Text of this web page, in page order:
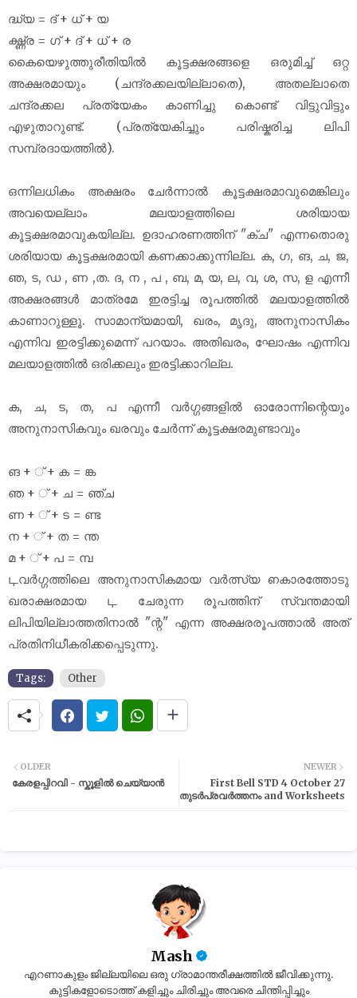
ദ്ധ്യ = ദ് + ധ് + യ
ഗ്ദ്ധ്ര = ഗ് + ദ് + ധ് + ര
കൈയെഴുത്തുരീതിയിൽ കൂട്ടക്ഷരങ്ങളെ ഒരുമിച്ച് ഒറ്റ
അക്ഷരമായും (ചന്ദ്രക്കലയില്ലാതെ), അതല്ലാതെ
ചന്ദ്രക്കല പ്രത്യേകം കാണിച്ചു കൊണ്ട് വിട്ടുവിട്ടും
എഴുതാറുണ്ട്. (പ്രത്യേകിച്ചും പരിഷ്കരിച്ച ലിപി
സമ്പ്രദായത്തിൽ).
ഒന്നിലധികം അക്ഷരം ചേർന്നാൽ കൂട്ടക്ഷരമാവുമെങ്കിലും
അവയെല്ലാം മലയാളത്തിലെ ശരിയായ
കൂട്ടക്ഷരമാവുകയില്ല. ഉദാഹരണത്തിന് "ക്ച" എന്നതൊരു
ശരിയായ കൂട്ടക്ഷരമായി കണക്കാക്കുന്നില്ല. ക, ഗ, ങ, ച, ജ,
ഞ, ട, ഡ , ണ ,ത. ദ, ന , പ , ബ, മ, യ, ല, വ, ശ, സ, ള എന്നീ
അക്ഷരങ്ങൾ മാത്രമേ ഇരട്ടിച്ച രൂപത്തിൽ മലയാളത്തിൽ
കാണാറുള്ളൂ. സാമാന്യമായി, ഖരം, മൃദു, അനുനാസികം
എന്നിവ ഇരട്ടിക്കുമെന്ന് പറയാം. അതിഖരം, ഘോഷം എന്നിവ
മലയാളത്തിൽ ഒരിക്കലും ഇരട്ടിക്കാറില്ല.
ക, ച, ട, ത, പ എന്നീ വർഗ്ഗങ്ങളിൽ ഓരോന്നിന്റെയും
അനുനാസികവും ഖരവും ചേർന്ന് കൂട്ടക്ഷരമുണ്ടാവും
ങ + ് + ക = ങ്ക
ഞ + ് + ച = ഞ്ച
ണ + ് + ട = ണ്ട
ന + ് + ത = ന്ത
മ + ് + പ = മ്പ
ഺവർഗ്ഗത്തിലെ അനുനാസികമായ വർത്സ്യ ഩകാരത്തോടു
ഖരാക്ഷരമായ ഺ ചേരുന്ന രൂപത്തിന് സ്വന്തമായി
ലിപിയില്ലാത്തതിനാൽ "ന്റ" എന്ന അക്ഷരരൂപത്താൽ അത്
പ്രതിനിധീകരിക്കപ്പെടുന്നു.
Tags: Other
NEWER
First Bell STD 4 October 27
തുടർപ്രവർത്തനം and Worksheets
OLDER
കേരളപ്പിറവി - സ്കൂളിൽ ചെയ്യാൻ
Mash
എറണാകുളം ജില്ലയിലെ ഒരു ഗ്രാമാന്തരീക്ഷത്തിൽ ജീവിക്കുന്നു.
കുട്ടികളോടൊത്ത് കളിച്ചും ചിരിച്ചും അവരെ ചിന്തിപ്പിച്ചും